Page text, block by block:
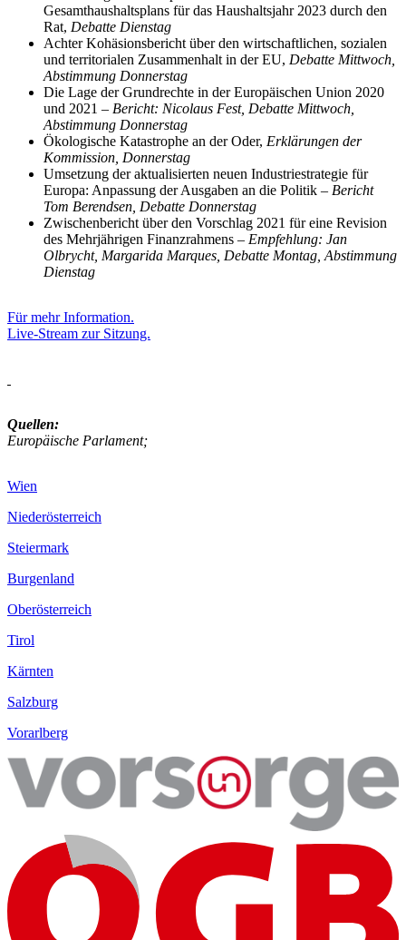
Gesamthaushaltsplans für das Haushaltsjahr 2023 durch den
Rat, Debatte Dienstag
Achter Kohäsionsbericht über den wirtschaftlichen, sozialen
und territorialen Zusammenhalt in der EU, Debatte Mittwoch,
Abstimmung Donnerstag
Die Lage der Grundrechte in der Europäischen Union 2020
und 2021 – Bericht: Nicolaus Fest, Debatte Mittwoch,
Abstimmung Donnerstag
Ökologische Katastrophe an der Oder, Erklärungen der
Kommission, Donnerstag
Umsetzung der aktualisierten neuen Industriestrategie für
Europa: Anpassung der Ausgaben an die Politik – Bericht
Tom Berendsen, Debatte Donnerstag
Zwischenbericht über den Vorschlag 2021 für eine Revision
des Mehrjährigen Finanzrahmens – Empfehlung: Jan
Olbrycht, Margarida Marques, Debatte Montag, Abstimmung
Dienstag
Für mehr Information.
Live-Stream zur Sitzung.
Quellen:
Europäische Parlament;
Wien
Niederösterreich
Steiermark
Burgenland
Oberösterreich
Tirol
Kärnten
Salzburg
Vorarlberg